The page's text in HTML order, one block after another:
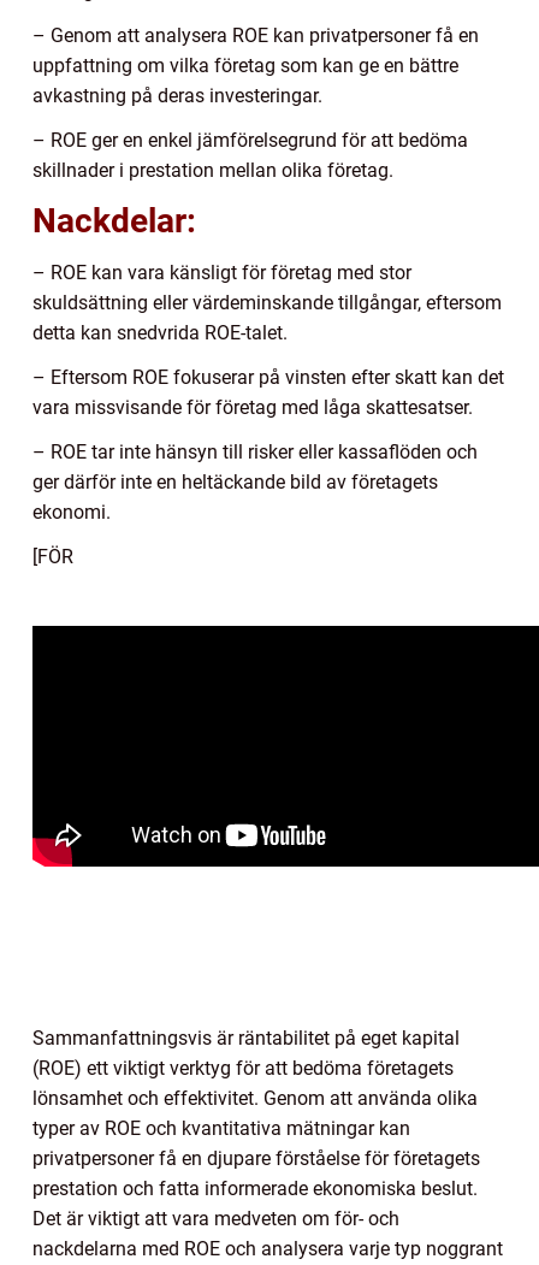
– Genom att analysera ROE kan privatpersoner få en
uppfattning om vilka företag som kan ge en bättre
avkastning på deras investeringar.
– ROE ger en enkel jämförelsegrund för att bedöma
skillnader i prestation mellan olika företag.
Nackdelar:
– ROE kan vara känsligt för företag med stor
skuldsättning eller värdeminskande tillgångar, eftersom
detta kan snedvrida ROE-talet.
– Eftersom ROE fokuserar på vinsten efter skatt kan det
vara missvisande för företag med låga skattesatser.
– ROE tar inte hänsyn till risker eller kassaflöden och
ger därför inte en heltäckande bild av företagets
ekonomi.
[FÖR
Sammanfattningsvis är räntabilitet på eget kapital
(ROE) ett viktigt verktyg för att bedöma företagets
lönsamhet och effektivitet. Genom att använda olika
typer av ROE och kvantitativa mätningar kan
privatpersoner få en djupare förståelse för företagets
prestation och fatta informerade ekonomiska beslut.
Det är viktigt att vara medveten om för- och
nackdelarna med ROE och analysera varje typ noggrant